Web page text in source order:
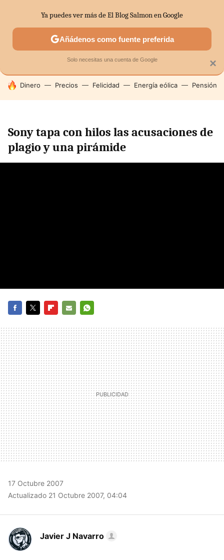
SECTORES ECONOMÍA DOMÉSTICA MERCADOS
HOY SE HABLA DE
Dinero Precios Felicidad Energía eólica Pensión
Sony tapa con hilos las acusaciones de
plagio y una pirámide
MAIL
17 Octubre 2007
Actualizado 21 Octubre 2007, 04:04
Javier J Navarro
×
Ya puedes ver más de El Blog Salmon en Google
Añádenos como fuente preferida
Solo necesitas una cuenta de Google